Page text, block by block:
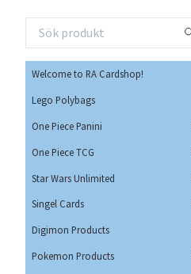
Welcome to RA Cardshop!
Lego Polybags
One Piece Panini
One Piece TCG
Star Wars Unlimited
Singel Cards
Digimon Products
Pokemon Products